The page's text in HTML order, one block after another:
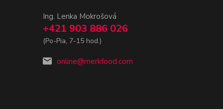
Ing. Lenka Mokrošová
+421 903 886 026
(Po-Pia, 7-15 hod.)
online@merkfood.com